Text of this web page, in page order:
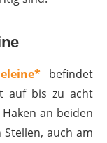
befindet
auf bis zu acht
an beiden
auch am